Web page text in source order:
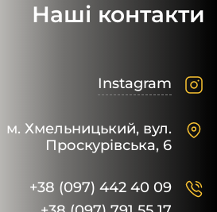
Наші контакти
Instagram
м. Хмельницький, вул.
Проскурівська, 6
+38 (097) 442 40 09